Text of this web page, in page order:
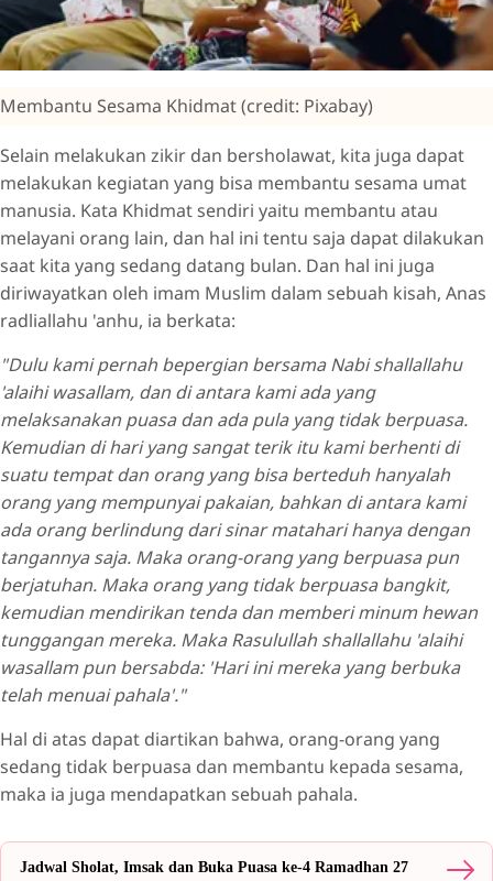
Membantu Sesama Khidmat (credit: Pixabay)
Selain melakukan zikir dan bersholawat, kita juga dapat
melakukan kegiatan yang bisa membantu sesama umat
manusia. Kata Khidmat sendiri yaitu membantu atau
melayani orang lain, dan hal ini tentu saja dapat dilakukan
saat kita yang sedang datang bulan. Dan hal ini juga
diriwayatkan oleh imam Muslim dalam sebuah kisah, Anas
radliallahu 'anhu, ia berkata:
"Dulu kami pernah bepergian bersama Nabi shallallahu
'alaihi wasallam, dan di antara kami ada yang
melaksanakan puasa dan ada pula yang tidak berpuasa.
Kemudian di hari yang sangat terik itu kami berhenti di
suatu tempat dan orang yang bisa berteduh hanyalah
orang yang mempunyai pakaian, bahkan di antara kami
ada orang berlindung dari sinar matahari hanya dengan
tangannya saja. Maka orang-orang yang berpuasa pun
berjatuhan. Maka orang yang tidak berpuasa bangkit,
kemudian mendirikan tenda dan memberi minum hewan
tunggangan mereka. Maka Rasulullah shallallahu 'alaihi
wasallam pun bersabda: 'Hari ini mereka yang berbuka
telah menuai pahala'."
Hal di atas dapat diartikan bahwa, orang-orang yang
sedang tidak berpuasa dan membantu kepada sesama,
maka ia juga mendapatkan sebuah pahala.
Jadwal Sholat, Imsak dan Buka Puasa ke-4 Ramadhan 27